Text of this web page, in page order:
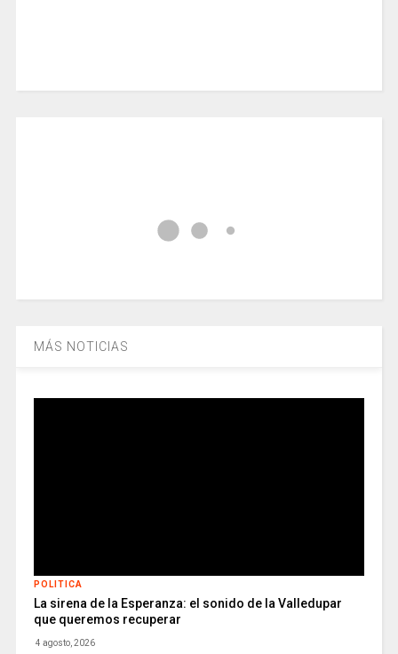
MÁS NOTICIAS
POLITICA
La sirena de la Esperanza: el sonido de la Valledupar
que queremos recuperar
4 agosto, 2026